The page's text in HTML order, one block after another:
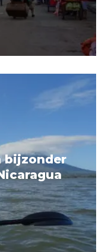
bijzonder